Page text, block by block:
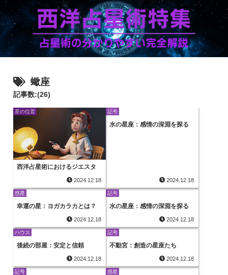
蠍座
記事数:(26)
星の位置
西洋占星術におけるジエスタ
2024.12.18
記号
水の星座：感情の深淵を探る
2024.12.18
惑星
幸運の星：ヨガカラカとは？
2024.12.18
記号
水の星座：感情の深淵を探る
2024.12.18
ハウス
後続の部屋：安定と信頼
2024.12.18
記号
不動宮：創造の星座たち
2024.12.18
記号 惑星